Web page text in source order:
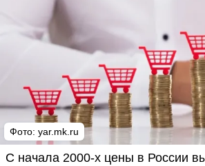
Фото: yar.mk.ru
С начала 2000-х цены в России